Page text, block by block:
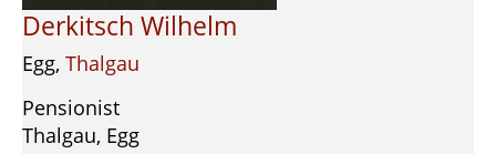
Derkitsch Wilhelm
Egg, Thalgau
Pensionist
Thalgau, Egg